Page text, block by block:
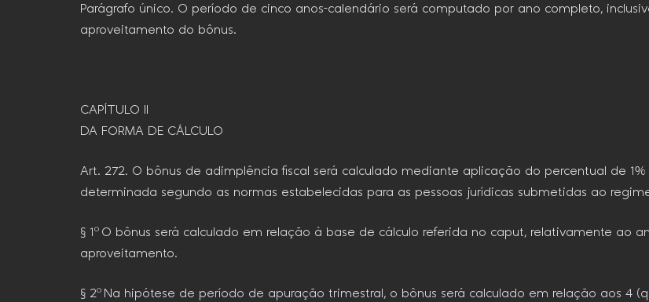
Parágrafo único. O período de cinco anos-calendário será computado por ano completo,
aproveitamento do bônus.
CAPÍTULO II
DA FORMA DE CÁLCULO
Art. 272. O bônus de adimplência fiscal será calculado mediante aplicação do percentual de
determinada segundo as normas estabelecidas para as pessoas jurídicas submetidas ao
§ 1º O bônus será calculado em relação à base de cálculo referida no caput, relativamente ao
aproveitamento.
§ 2º Na hipótese de período de apuração trimestral, o bônus será calculado em relação aos 4